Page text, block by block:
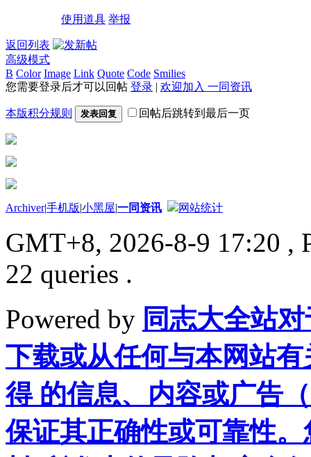
使用道具 举报
返回列表
高级模式
B Color Image Link Quote Code Smilies
您需要登录后才可以回帖 登录 | 欢迎加入 一同资讯
本版积分规则 发表回复 回帖后跳转到最后一页
Archiver|手机版|小黑屋|一同资讯 网站统计
GMT+8, 2026-8-9 17:20 ,
22 queries .
Powered by 同志大全站
下载或从任何与本网站
得 的信息、内容或广告
保证其正确性或可靠性